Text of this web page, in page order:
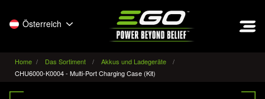
Österreich
Home Das Sortiment
Akkus und Ladegeräte
CHU6000-K0004 - Multi-Port Charging Case (Kit)